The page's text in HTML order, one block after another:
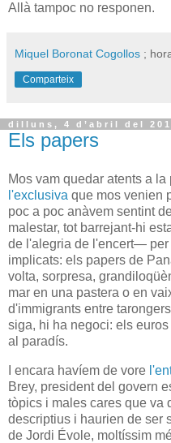
Allà tampoc no responen.
Miquel Boronat Cogollos ;
Comparteix
dilluns, 4 d’abril del
Els papers
Mos vam quedar atents a
l'exclusiva que mos venien
poc a poc anàvem sentint
malestar, tot barrejant-hi
de l'alegria de l'encert—
implicats: els papers de
volta, sorpresa,
mar en una pastera o en
d'immigrants entre
siga, hi ha negoci: els
al paradís.
I encara havíem de vore
Brey, president del govern
tòpics i males cares que va
descriptius i haurien de ser
de Jordi Évole, moltíssim